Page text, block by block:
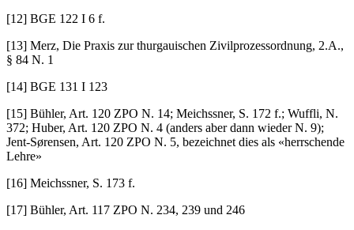
[12] BGE 122 I 6 f.
[13] Merz, Die Praxis zur thurgauischen Zivilprozessordnung, 2.A.,
§ 84 N. 1
[14] BGE 131 I 123
[15] Bühler, Art. 120 ZPO N. 14; Meichssner, S. 172 f.; Wuffli, N.
372; Huber, Art. 120 ZPO N. 4 (anders aber dann wieder N. 9);
Jent-Sørensen, Art. 120 ZPO N. 5, bezeichnet dies als «herrschende
Lehre»
[16] Meichssner, S. 173 f.
[17] Bühler, Art. 117 ZPO N. 234, 239 und 246